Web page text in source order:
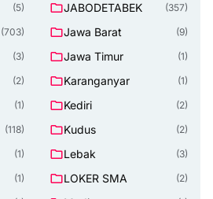
(5) JABODETABEK (357)
(703) Jawa Barat (9)
(3) Jawa Timur (1)
(2) Karanganyar (1)
(1) Kediri (2)
(118) Kudus (2)
(1) Lebak (3)
(1) LOKER SMA (2)